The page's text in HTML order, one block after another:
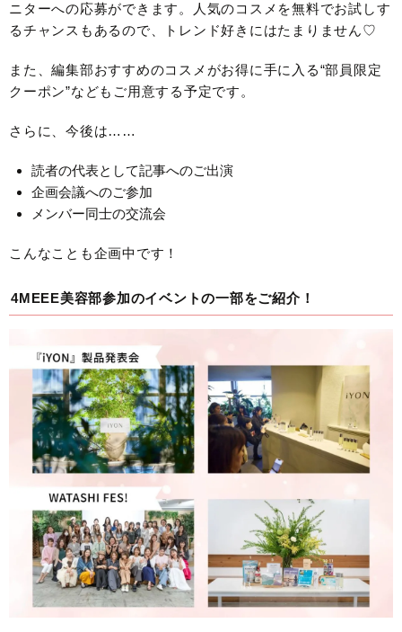
ニターへの応募ができます。人気のコスメを無料でお試しす
るチャンスもあるので、トレンド好きにはたまりません♡
また、編集部おすすめのコスメがお得に手に入る“部員限定
クーポン”などもご用意する予定です。
さらに、今後は……
読者の代表として記事へのご出演
企画会議へのご参加
メンバー同士の交流会
こんなことも企画中です！
4MEEE美容部参加のイベントの一部をご紹介！